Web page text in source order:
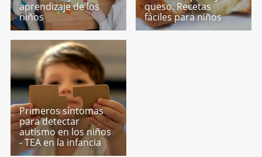
aprendizaje de los
niños
queso. Recetas
fáciles para niños
Primeros síntomas
para detectar
autismo en los niños
- TEA en la infancia